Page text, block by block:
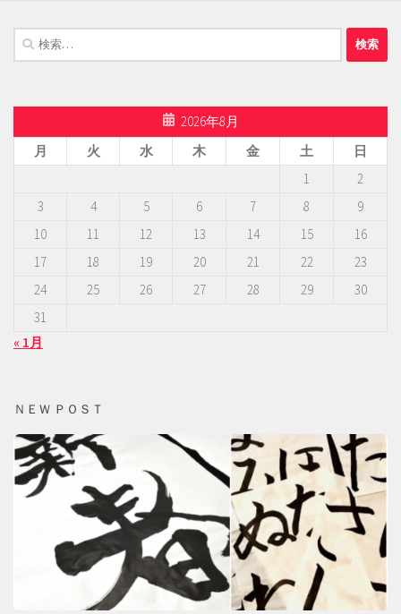
検
索:
2026年8月
月
火 水 木 金 土
日
1
2
3
4 5 6 7 8
9
10
11 12 13 14 15
16
17
18 19 20 21 22
23
24
25 26 27 28 29
30
31
« 1月
ＮＥＷ ＰＯＳＴ